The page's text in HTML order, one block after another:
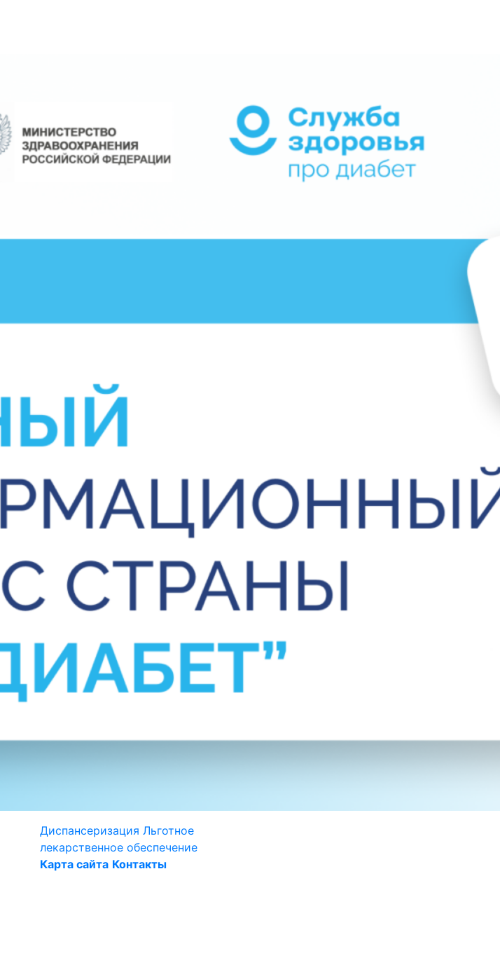
Диспансеризация Льготное
лекарственное обеспечение
Карта сайта Контакты